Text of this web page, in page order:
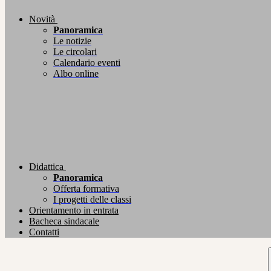
Novità
Panoramica
Le notizie
Le circolari
Calendario eventi
Albo online
Didattica
Panoramica
Offerta formativa
I progetti delle classi
Orientamento in entrata
Bacheca sindacale
Contatti